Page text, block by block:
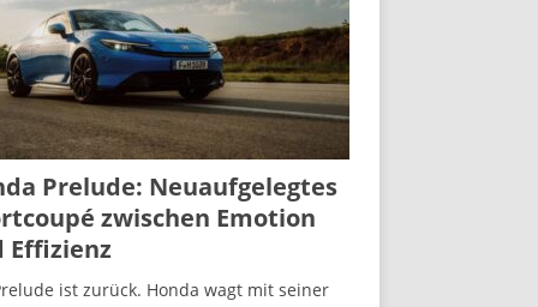
Prelude: Neuaufgelegtes
zwischen Emotion
Effizienz
ist zurück. Honda wagt mit seiner